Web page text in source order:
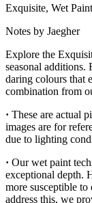
Exquisite, Wet Paint
Notes by Jaegher
Explore the
seasonal additions.
daring colours that
combination from
· These are actual
images are for
due to lighting
· Our wet paint
exceptional depth.
more susceptible
address this, we